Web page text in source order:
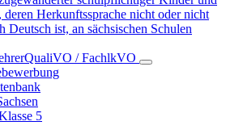
deren Herkunftssprache nicht oder nicht
Deutsch ist, an sächsischen Schulen
/ FachlkVO
5